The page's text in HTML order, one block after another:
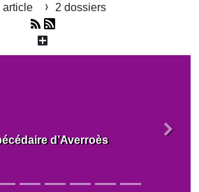
article 2 dossiers
d’Averroès